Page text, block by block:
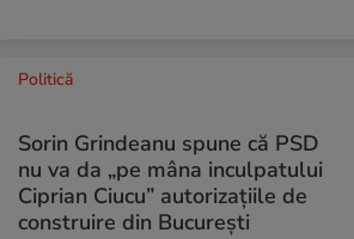
Politică
Sorin Grindeanu spune că PSD
nu va da „pe mâna inculpatului
Ciprian Ciucu” autorizațiile de
construire din București